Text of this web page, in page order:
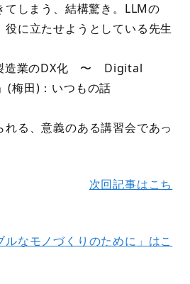
てしまう、結構驚き。LLMの
に立たせようとしている先生
造業のDX化 〜 Digital
(梅田)：いつもの話
る、意義のある講習会であっ
次回記事はこち
なモノづくりのために」はこ